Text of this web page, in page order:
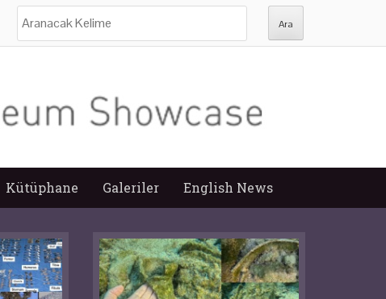
Kütüphane Galeriler English News